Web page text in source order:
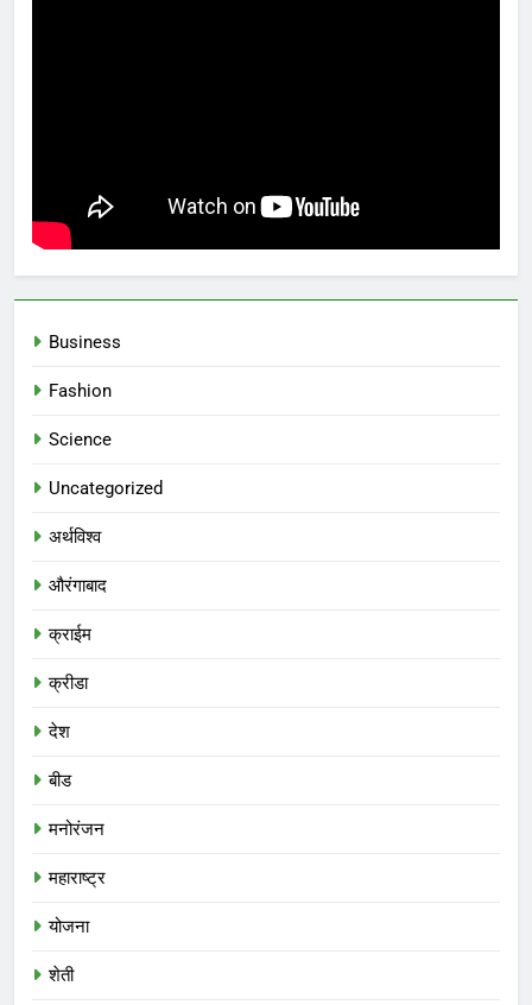
Business
Fashion
Science
Uncategorized
अर्थविश्व
औरंगाबाद
क्राईम
क्रीडा
देश
बीड
मनोरंजन
महाराष्ट्र
योजना
शेती